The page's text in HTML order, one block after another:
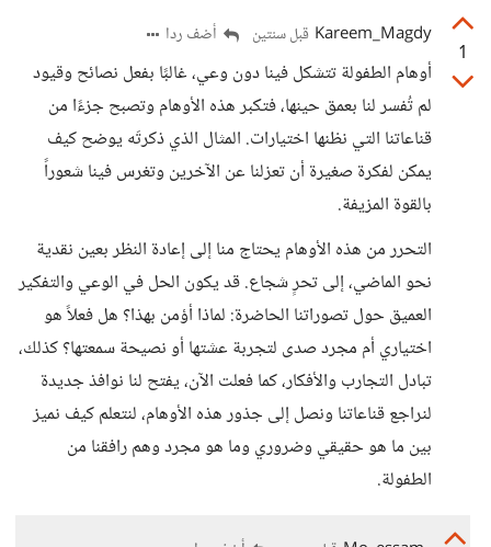
1
Kareem_Magdy قبل سنتين أضف ردا
أوهام الطفولة تتشكل فينا دون وعي، غالبًا بفعل نصائح وقيود
لم تُفسر لنا بعمق حينها، فتكبر هذه الأوهام وتصبح جزءًا من
قناعاتنا التي نظنها اختيارات. المثال الذي ذكرتَه يوضح كيف
يمكن لفكرة صغيرة أن تعزلنا عن الآخرين وتغرس فينا شعوراً
بالقوة المزيفة.
التحرر من هذه الأوهام يحتاج منا إلى إعادة النظر بعين نقدية
نحو الماضي، إلى تحرٍ شجاع. قد يكون الحل في الوعي والتفكير
العميق حول تصوراتنا الحاضرة: لماذا أؤمن بهذا؟ هل فعلاً هو
اختياري أم مجرد صدى لتجربة عشتها أو نصيحة سمعتها؟ كذلك،
تبادل التجارب والأفكار، كما فعلت الآن، يفتح لنا نوافذ جديدة
لنراجع قناعاتنا ونصل إلى جذور هذه الأوهام، لنتعلم كيف نميز
بين ما هو حقيقي وضروري وما هو مجرد وهم رافقنا من
الطفولة.